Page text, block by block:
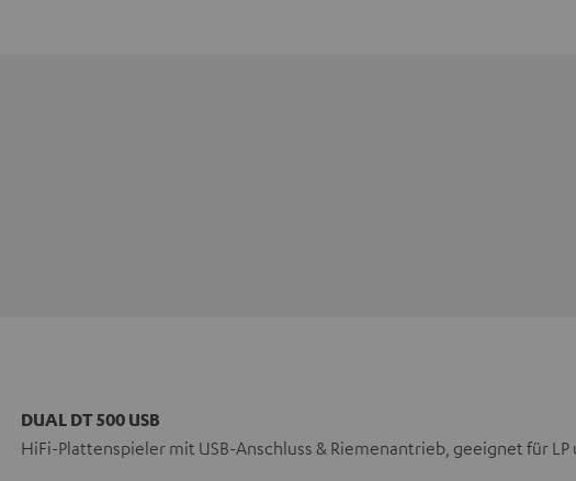
DUAL DT 500 USB
HiFi-Plattenspieler mit USB-Anschluss & Riemenantrieb, geeignet für LP